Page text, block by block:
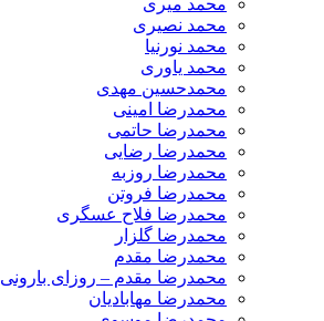
محمد میری
محمد نصیری
محمد نورنیا
محمد یاوری
محمدحسین مهدی
محمدرضا امینی
محمدرضا حاتمی
محمدرضا رضایی
محمدرضا روزبه
محمدرضا فروتن
محمدرضا فلاح عسگری
محمدرضا گلزار
محمدرضا مقدم
محمدرضا مقدم – روزای بارونی
محمدرضا مهابادیان